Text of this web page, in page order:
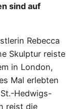
sind auf
Rebecca
Skulptur reiste
in London,
Mal erlebten
Hedwigs-
reist die